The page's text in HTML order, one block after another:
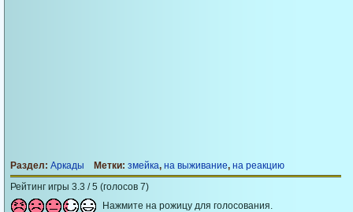
Раздел: Аркады Метки: змейка, на выживание, на реакцию
Рейтинг игры 3.3 / 5 (голосов 7)
Нажмите на рожицу для голосования.